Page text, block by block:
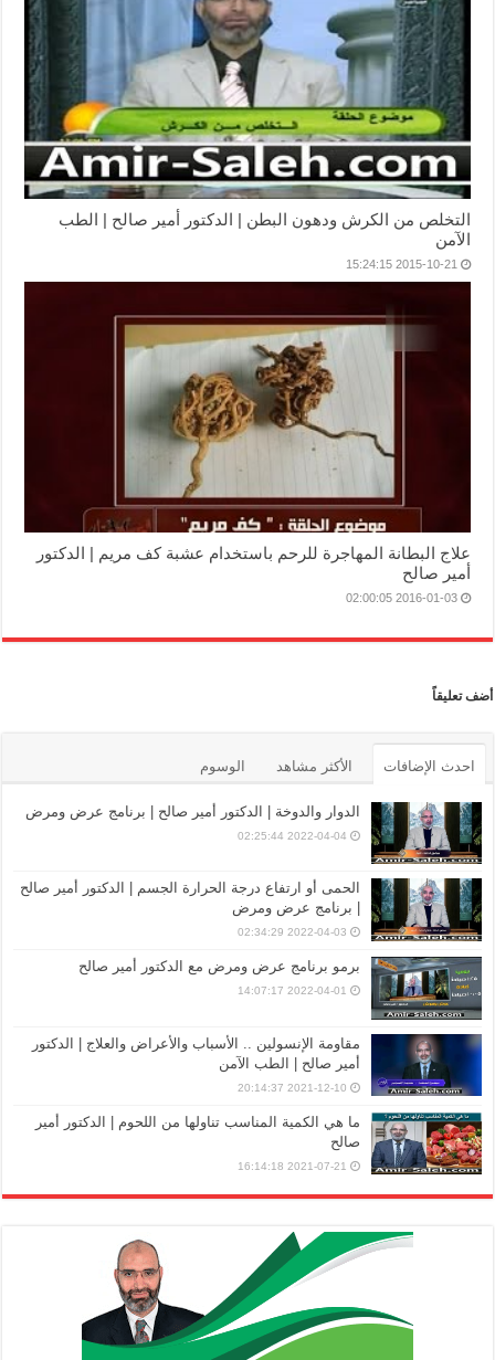
التخلص من الكرش ودهون البطن | الدكتور أمير صالح | الطب
الآمن
2015-10-21 15:24:15
علاج البطانة المهاجرة للرحم باستخدام عشبة كف مريم | الدكتور
أمير صالح
2016-01-03 02:00:05
أضف تعليقاً
احدث الإضافات الأكثر مشاهد الوسوم
الدوار والدوخة | الدكتور أمير صالح | برنامج عرض ومرض
2022-04-04 02:25:44
الحمى أو ارتفاع درجة الحرارة الجسم | الدكتور أمير صالح
| برنامج عرض ومرض
2022-04-03 02:34:29
برمو برنامج عرض ومرض مع الدكتور أمير صالح
2022-04-01 14:07:17
مقاومة الإنسولين .. الأسباب والأعراض والعلاج | الدكتور
أمير صالح | الطب الآمن
2021-12-10 20:14:37
ما هي الكمية المناسب تناولها من اللحوم | الدكتور أمير
صالح
2021-07-21 16:14:18